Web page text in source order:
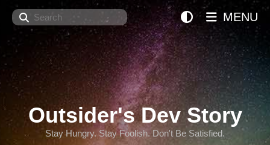
Search
Outsider's Dev Story
Stay Hungry. Stay Foolish. Don't Be Satisfied.
MENU